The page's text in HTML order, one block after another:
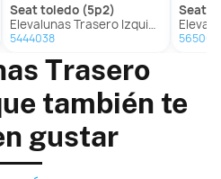
seattoledo (5p2)
Elevalunas Trasero Izquierdo para Seat Toledo (5P2)
5444038
seat
Elevalunas
Trasero
también te
gustar